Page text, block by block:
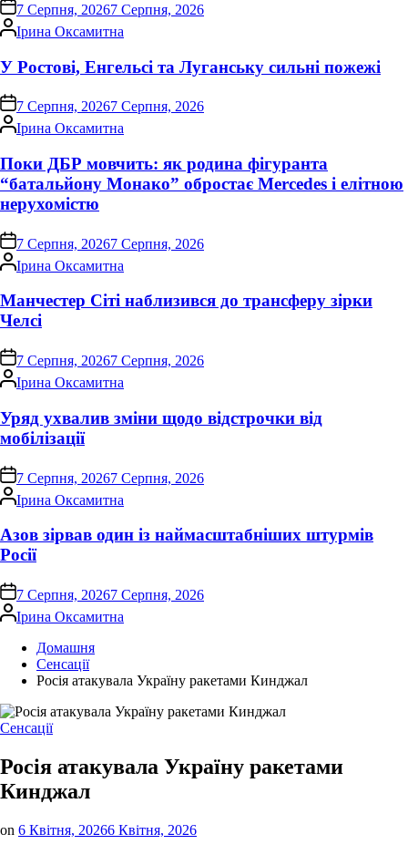
on 7 Серпня, 20267 Серпня, 2026
Опубліковано
Ірина Оксамитна
У Ростові, Енгельсі та Луганську сильні пожежі
on 7 Серпня, 20267 Серпня, 2026
Опубліковано
Ірина Оксамитна
Поки ДБР мовчить: як родина фігуранта
“батальйону Монако” обростає Mercedes і елітною
нерухомістю
on 7 Серпня, 20267 Серпня, 2026
Опубліковано
Ірина Оксамитна
Манчестер Сіті наблизився до трансферу зірки
Челсі
on 7 Серпня, 20267 Серпня, 2026
Опубліковано
Ірина Оксамитна
Уряд ухвалив зміни щодо відстрочки від
мобілізації
on 7 Серпня, 20267 Серпня, 2026
Опубліковано
Ірина Оксамитна
Азов зірвав один із наймасштабніших штурмів
Росії
on 7 Серпня, 20267 Серпня, 2026
Опубліковано
Ірина Оксамитна
Домашня
Сенсації
Росія атакувала Україну ракетами Кинджал
Опублікувати
Сенсації
Росія атакувала Україну ракетами
Кинджал
on 6 Квітня, 20266 Квітня, 2026